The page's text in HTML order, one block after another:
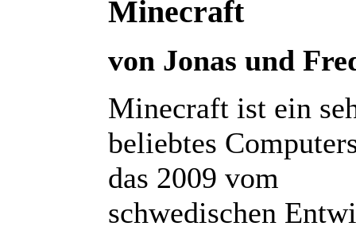
Minecraft
von Jonas und
Minecraft ist ein
beliebtes
das 2009 vom
schwedischen